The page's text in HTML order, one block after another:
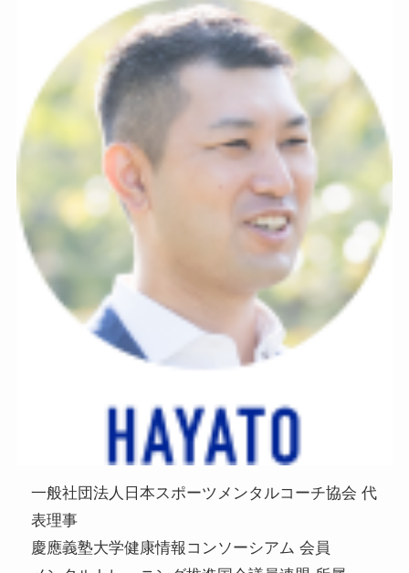
一般社団法人日本スポーツメンタルコーチ協会 代
表理事
慶應義塾大学健康情報コンソーシアム 会員